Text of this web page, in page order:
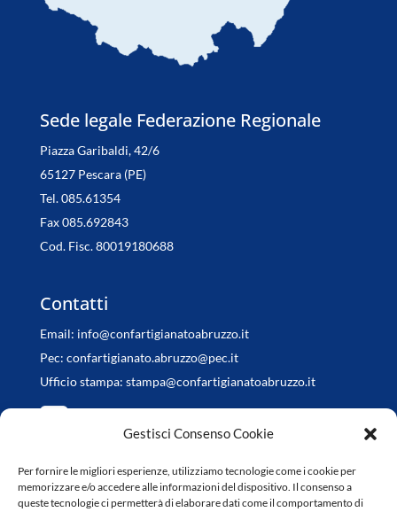
Gestisci Consenso Cookie
Per fornire le migliori esperienze, utilizziamo tecnologie come i cookie per
memorizzare e/o accedere alle informazioni del dispositivo. Il consenso a
queste tecnologie ci permetterà di elaborare dati come il comportamento di
Sede legale Federazione Regionale
Piazza Garibaldi, 42/6
65127 Pescara (PE)
Tel. 085.61354
Fax 085.692843
Cod. Fisc. 80019180688
Contatti
Email: info@confartigianatoabruzzo.it
Pec: confartigianato.abruzzo@pec.it
Ufficio stampa: stampa@confartigianatoabruzzo.it
Orari di apertura